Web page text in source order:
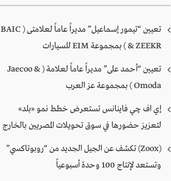
تعيين “تيمور إسماعيل” مديراً عاماً لعلامتى ( BAIC
& ZEEKR ) بمجموعة EIM للسيارات
تعيين “أحمد على” مديراً عاماً لعلامة ( Jaecoo &
Omoda ) بمجموعة عز العرب
إي اف چي فاينانس تستعرض خطط نمو «بلد»
لتعزيز حضورها في سوق تحويلات المصريين بالخارج
(Zoox) تكشف عن الجيل الجديد من “روبوتاكسي”
وتستعد لإنتاج 100 وحدة أسبوعياً